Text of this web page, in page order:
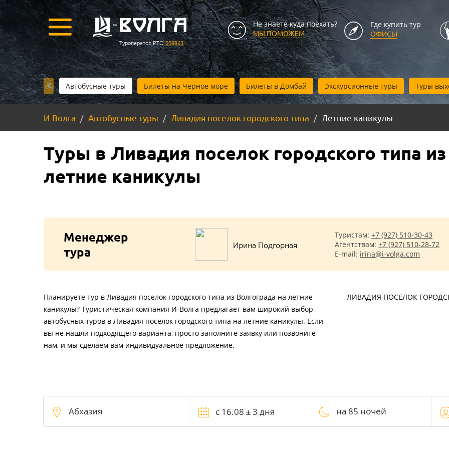
Туроператор РТО008863
Не знаете куда поехать?
МЫ ПОМОЖЕМ
Где купить тур
ОФИСЫ
Автобусные туры Билеты на Черное море Билеты в Домбай Экскурсионные туры Туры
И-Волга Автобусные туры Ливадия поселок городского типа Летние каникулы
Туры в Ливадия поселок городского типа
летние каникулы
Менеджер
тура
Ирина Подгорная
Туристам:+7 (927) 510-30-43
Агентствам:+7 (927) 510-28-72
E-mail: irina@i-volga.com
Планируете тур в Ливадия поселок городского типа из Волгограда на летние
каникулы? Туристическая компания И-Волга предлагает вам широкий выбор
автобусных туров в Ливадия поселок городского типа на летние каникулы. Если
вы не нашли подходящего варианта, просто заполните заявку или позвоните
нам, и мы сделаем вам индивидуальное предложение.
ЛИВАДИЯ ПОСЕЛОК
на 85 ночей